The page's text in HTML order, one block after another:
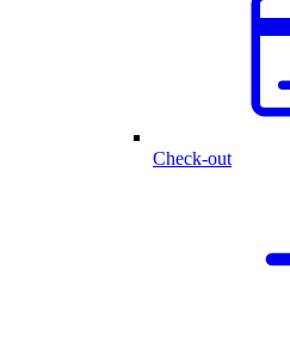
Check-out